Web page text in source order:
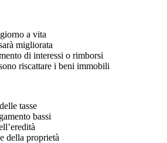
a vita
migliorata
di interessi o rimborsi
riscattare i beni immobili
tasse
bassi
della proprietà